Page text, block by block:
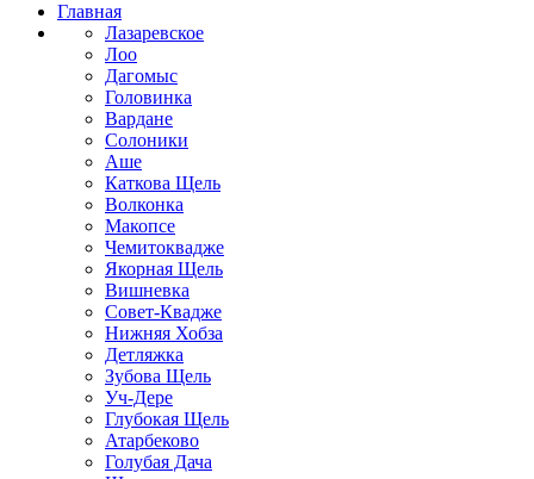
Главная
Лазаревское
Лоо
Дагомыс
Головинка
Вардане
Солоники
Аше
Каткова Щель
Волконка
Макопсе
Чемитоквадже
Якорная Щель
Вишневка
Совет-Квадже
Нижняя Хобза
Детляжка
Зубова Щель
Уч-Дере
Глубокая Щель
Атарбеково
Голубая Дача